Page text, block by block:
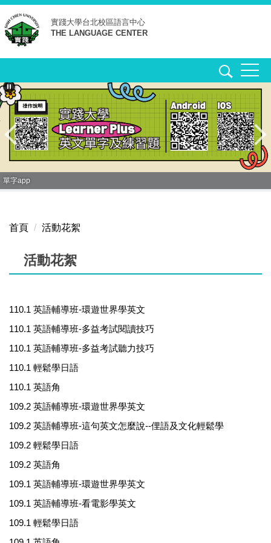
跳
到
主
要
容
區
實踐大學台北校區語言中心
THE LANGUAGE CENTER
單字app
首頁 活動花絮
活動花絮
110.1 英語輔導班-環遊世界學英文
110.1 英語輔導班-多益考試閱讀技巧
110.1 英語輔導班-多益考試聽力技巧
110.1 輕鬆學日語
110.1 英語角
109.2 英語輔導班-環遊世界學英文
109.2 英語輔導班-這句英文怎麼說--俚語及文化輕鬆學
109.2 輕鬆學日語
109.2 英語角
109.1 英語輔導班-環遊世界學英文
109.1 英語輔導班-看電影學英文
109.1 輕鬆學日語